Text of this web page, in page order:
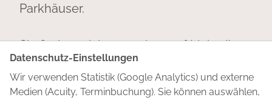
Parkhäuser.
Sie finden mich außerdem aufLinkedIn.
Gerne können wir uns auch hier
vernetzen!
Datenschutz-Einstellungen
Wir verwenden Statistik (Google Analytics) und externe
Medien (Acuity, Terminbuchung). Sie können auswählen,